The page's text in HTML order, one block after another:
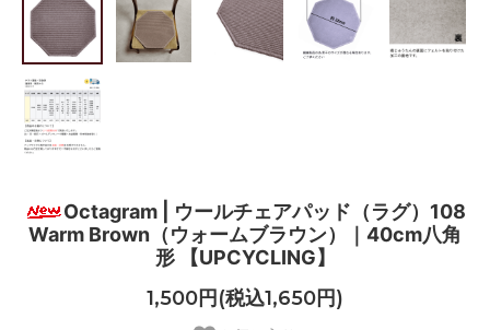
Octagram | ウールチェアパッド（ラグ）108
Warm Brown（ウォームブラウン）｜40cm八角
形 【UPCYCLING】
1,500円(税込1,650円)